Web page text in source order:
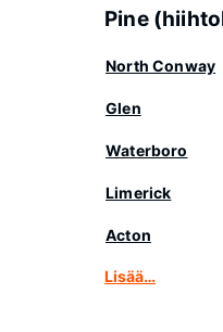
Pine
North Conway
Glen
Waterboro
Limerick
Acton
Lisää…